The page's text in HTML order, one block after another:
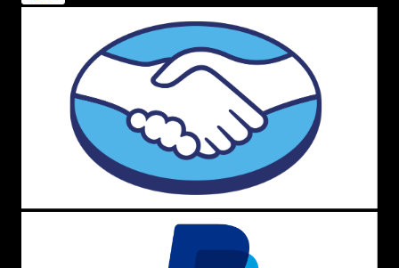
Sapatilha Melissa Ultragirl Sweet XXI
Com o shape bem semelhante ao anterior, essa
sapatilha
também recebe um grande laço na parte
frontal, sendo super feminina. Tem a opção desapatilha
com glitter
ou tambémsapatilha lisa, para quem prefere
um visual um pouco mais básico.
Sapatilha Melissa Tessa
furinho que é comum nas
sapatilhas Melissa
diferencial são as bordas que tem formato de ondas.